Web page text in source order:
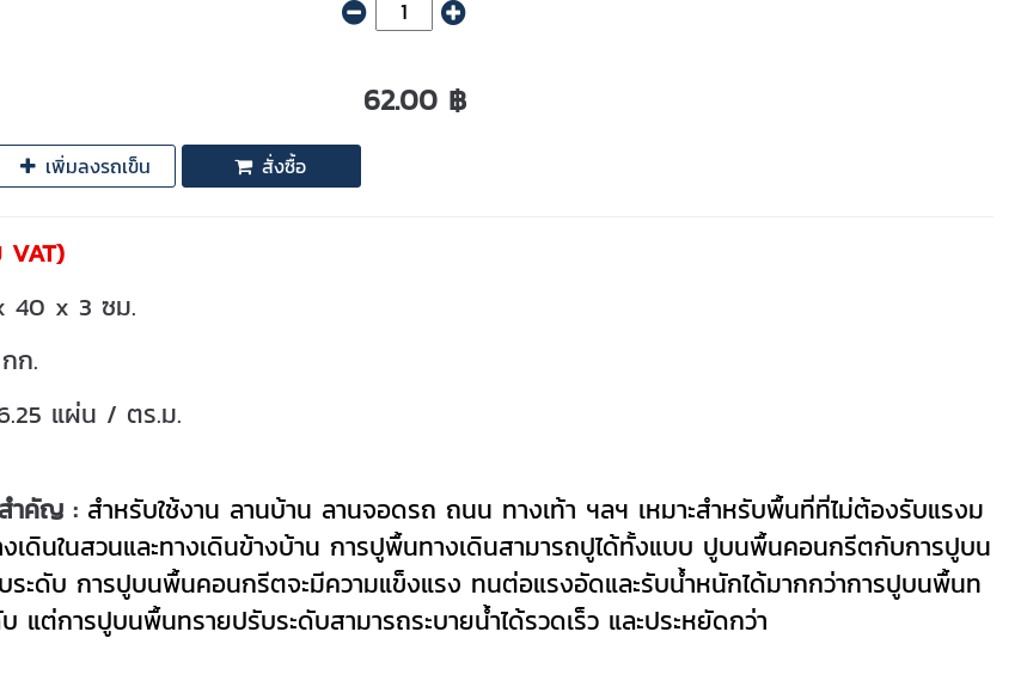
62.00 ฿
เพิ่มลงรถเข็น สั่งซื้อ
VAT)
40 x 3 ซม.
ก.
แผ่น / ตร.ม.
ำคัญ : สำหรับใช้งาน ลานบ้าน ลานจอดรถ ถนน ทางเท้า ฯลฯ เหมาะสำหรับพื้นที่ที่ไม่ต้องรับแรงม
เดินในสวนและทางเดินข้างบ้าน การปูพื้นทางเดินสามารถปูได้ทั้งแบบ ปูบนพื้นคอนกรีตกับการปูบน
ะดับ การปูบนพื้นคอนกรีตจะมีความแข็งแรง ทนต่อแรงอัดและรับน้ำหนักได้มากกว่าการปูบนพื้นท
แต่การปูบนพื้นทรายปรับระดับสามารถระบายน้ำได้รวดเร็ว และประหยัดกว่า